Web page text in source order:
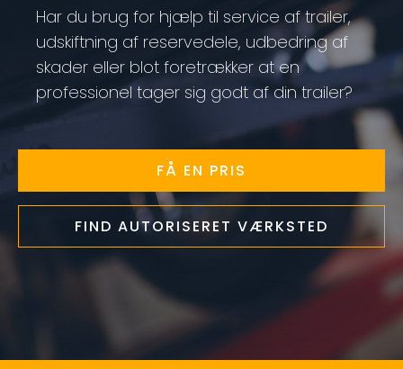
Har du brug for hjælp til service af trailer,
udskiftning af reservedele, udbedring af
skader eller blot foretrækker at en
professionel tager sig godt af din trailer?
FÅ EN PRIS
FIND AUTORISERET VÆRKSTED